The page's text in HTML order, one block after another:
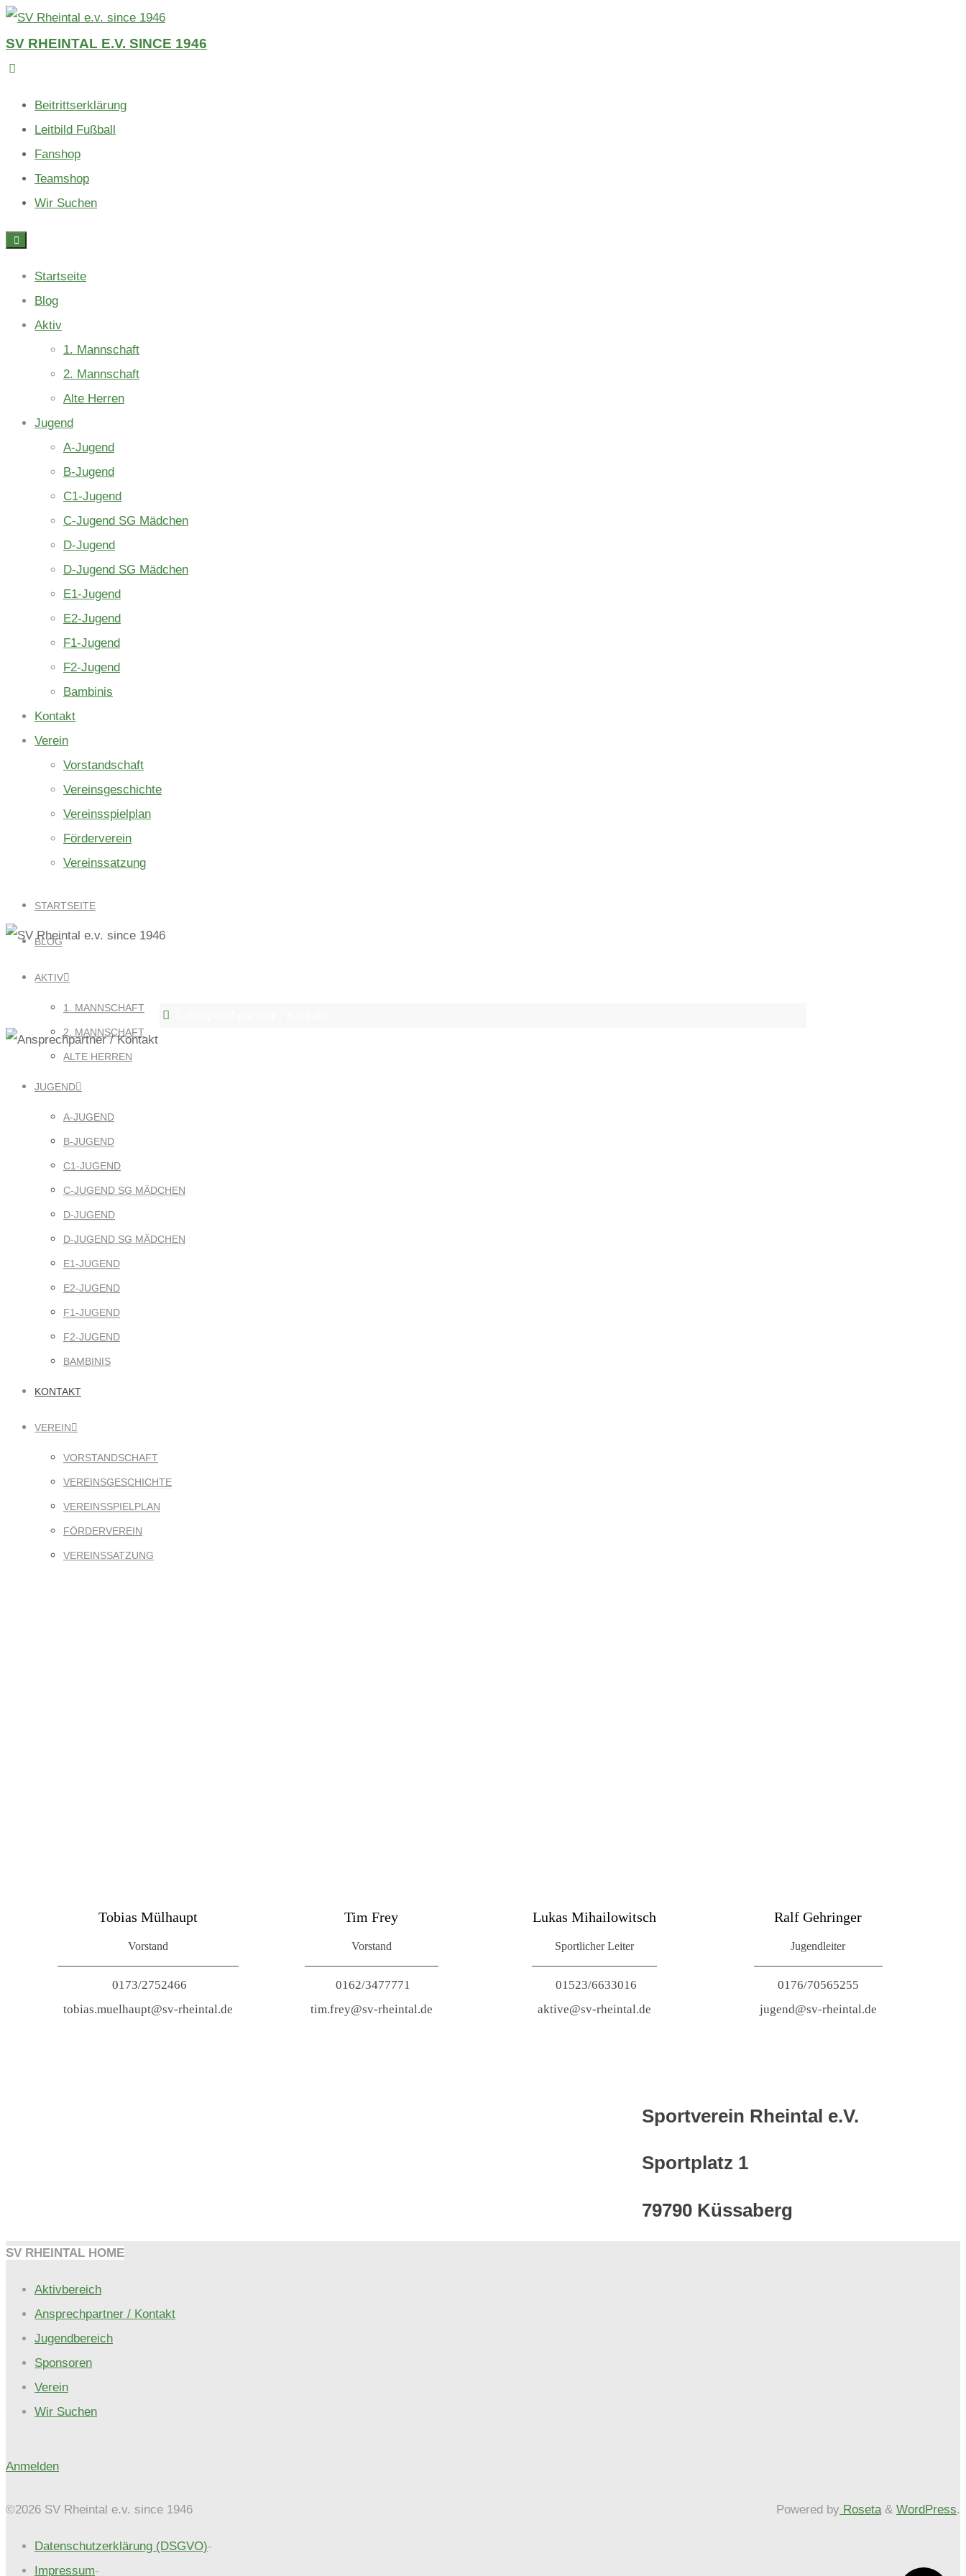
Skip
to
content
SV RHEINTAL E.V. SINCE 1946
Beitrittserklärung
Leitbild Fußball
Fanshop
Teamshop
Wir Suchen
Startseite
Blog
Aktiv
1. Mannschaft
2. Mannschaft
Alte Herren
Jugend
A-Jugend
B-Jugend
C1-Jugend
C-Jugend SG Mädchen
D-Jugend
D-Jugend SG Mädchen
E1-Jugend
E2-Jugend
F1-Jugend
F2-Jugend
Bambinis
Kontakt
Verein
Vorstandschaft
Vereinsgeschichte
Vereinsspielplan
Förderverein
Vereinssatzung
STARTSEITE
BLOG
AKTIV
1. MANNSCHAFT
2. MANNSCHAFT
ALTE HERREN
JUGEND
A-JUGEND
B-JUGEND
C1-JUGEND
C-JUGEND SG MÄDCHEN
D-JUGEND
D-JUGEND SG MÄDCHEN
E1-JUGEND
E2-JUGEND
F1-JUGEND
F2-JUGEND
BAMBINIS
KONTAKT
VEREIN
VORSTANDSCHAFT
VEREINSGESCHICHTE
VEREINSSPIELPLAN
FÖRDERVEREIN
VEREINSSATZUNG
Tobias Mülhaupt
Vorstand
0173/2752466
tobias.muelhaupt@sv-rheintal.de
Tim Frey
Vorstand
0162/3477771
tim.frey@sv-rheintal.de
Lukas Mihailowitsch
Sportlicher Leiter
01523/6633016
aktive@sv-rheintal.de
Ralf Gehringer
Jugendleiter
0176/70565255
jugend@sv-rheintal.de
Sportverein Rheintal e.V.
Sportplatz 1
79790 Küssaberg
SV RHEINTAL HOME
Aktivbereich
Ansprechpartner / Kontakt
Jugendbereich
Sponsoren
Verein
Wir Suchen
Anmelden
Powered by Roseta & WordPress.
©2026 SV Rheintal e.v. since 1946
Datenschutzerklärung (DSGVO)-
Impressum-